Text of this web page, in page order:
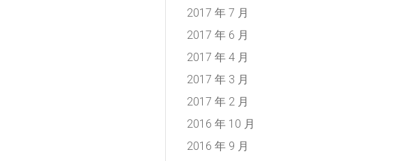
2017 年 7 月
2017 年 6 月
2017 年 4 月
2017 年 3 月
2017 年 2 月
2016 年 10 月
2016 年 9 月